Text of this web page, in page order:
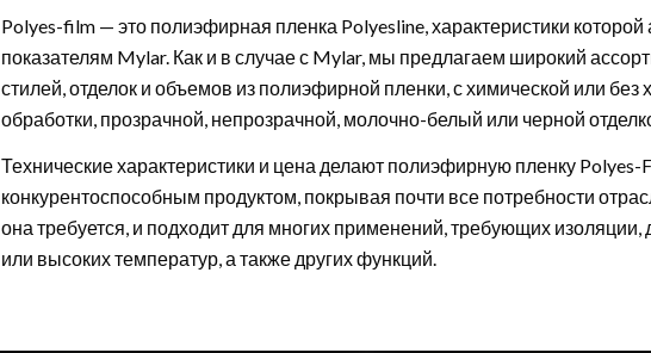
Polyes-film — это полиэфирная пленка Polyesline, характеристики
показателям Mylar. Как и в случае с Mylar, мы предлагаем широкий
стилей, отделок и объемов из полиэфирной пленки, с химической или без
обработки, прозрачной, непрозрачной, молочно-белый или черной
Технические характеристики и цена делают полиэфирную пленку Polyes-
конкурентоспособным продуктом, покрывая почти все потребности
она требуется, и подходит для многих применений, требующих изоляции,
или высоких температур, а также других функций.